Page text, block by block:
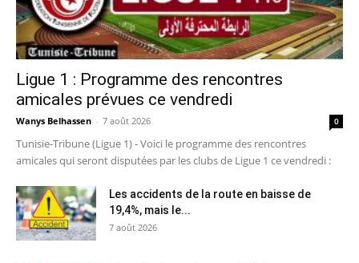
Ligue 1 : Programme des rencontres
amicales prévues ce vendredi
Wanys Belhassen - 7 août 2026 0
Tunisie-Tribune (Ligue 1) - Voici le programme des rencontres
amicales qui seront disputées par les clubs de Ligue 1 ce vendredi :
Les accidents de la route en baisse de
19,4%, mais le...
7 août 2026